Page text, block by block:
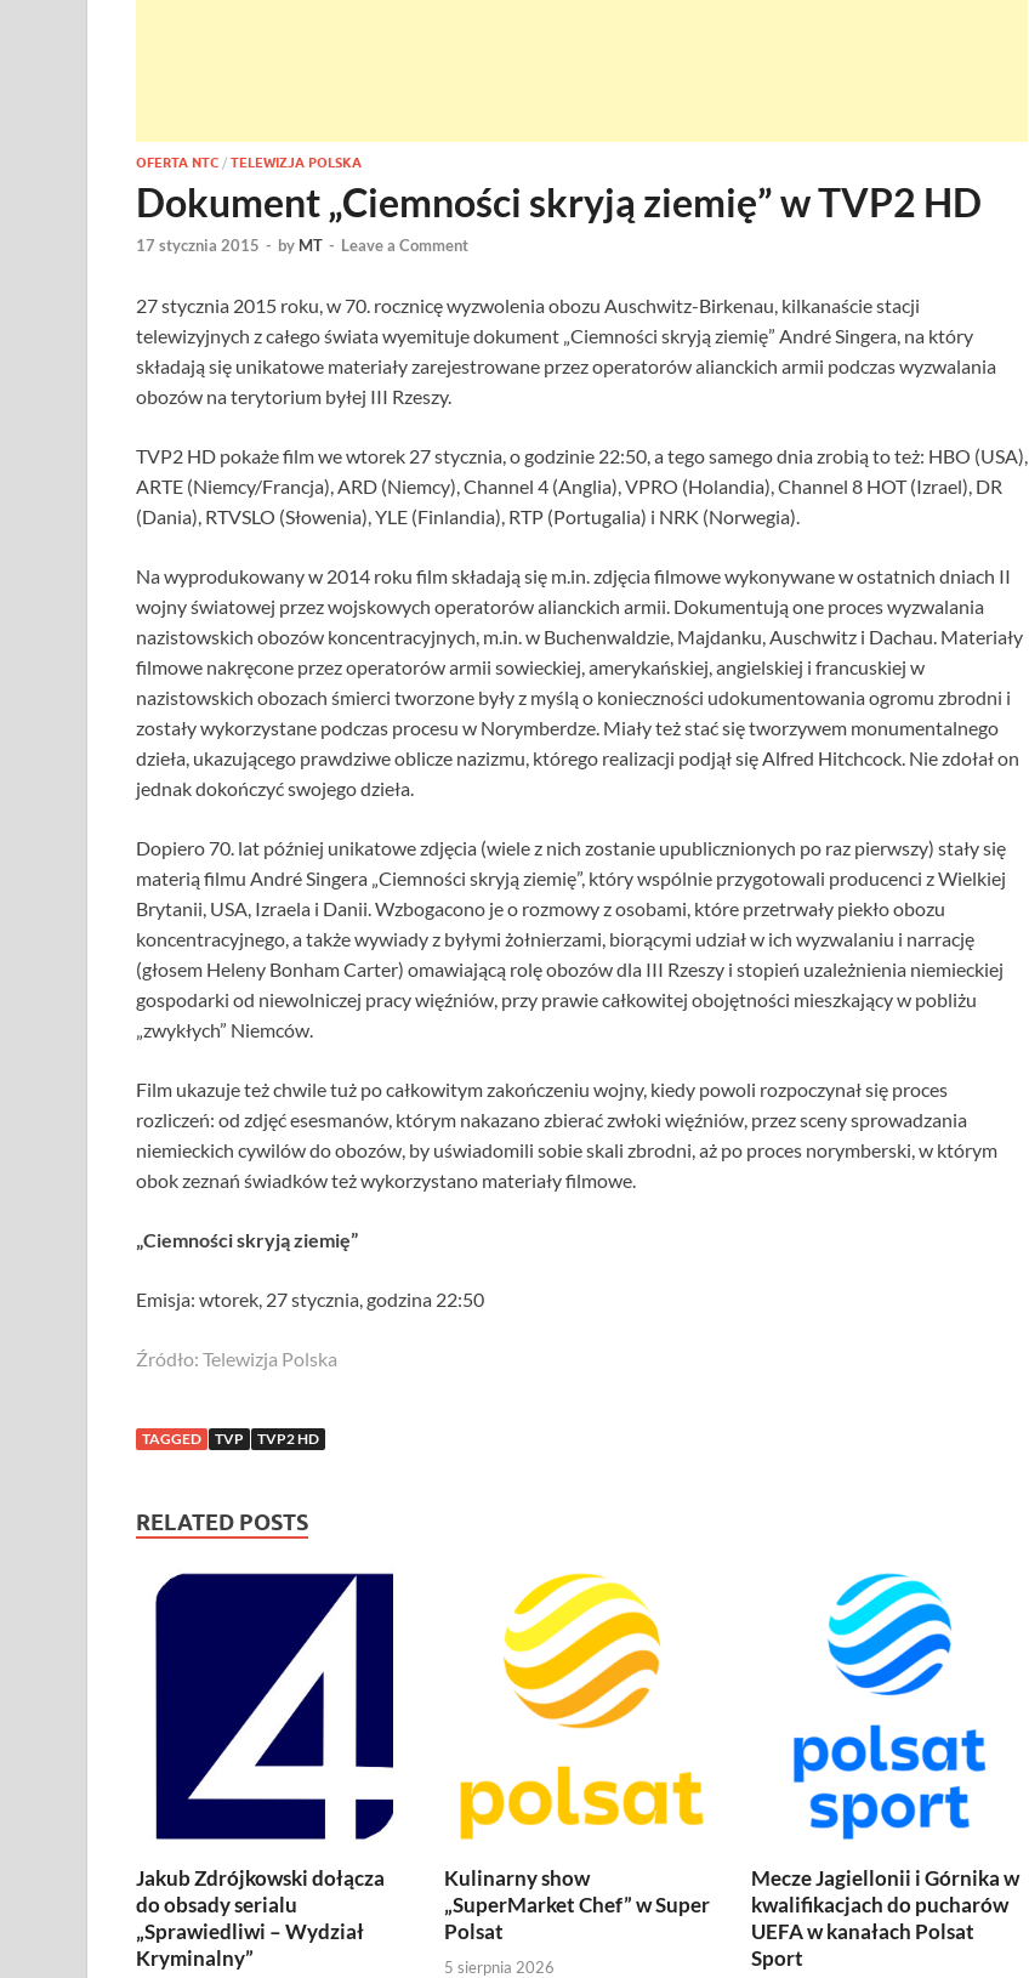
OFERTA NTC / TELEWIZJA POLSKA
Dokument „Ciemności skryją ziemię” w TVP2 HD
17 stycznia 2015 - by MT - Leave a Comment
27 stycznia 2015 roku, w 70. rocznicę wyzwolenia obozu Auschwitz-Birkenau, kilkanaście stacji
telewizyjnych z całego świata wyemituje dokument „Ciemności skryją ziemię” André Singera, na który
składają się unikatowe materiały zarejestrowane przez operatorów alianckich armii podczas wyzwalania
obozów na terytorium byłej III Rzeszy.
TVP2 HD pokaże film we wtorek 27 stycznia, o godzinie 22:50, a tego samego dnia zrobią to też: HBO (USA),
ARTE (Niemcy/Francja), ARD (Niemcy), Channel 4 (Anglia), VPRO (Holandia), Channel 8 HOT (Izrael), DR
(Dania), RTVSLO (Słowenia), YLE (Finlandia), RTP (Portugalia) i NRK (Norwegia).
Na wyprodukowany w 2014 roku film składają się m.in. zdjęcia filmowe wykonywane w ostatnich dniach II
wojny światowej przez wojskowych operatorów alianckich armii. Dokumentują one proces wyzwalania
nazistowskich obozów koncentracyjnych, m.in. w Buchenwaldzie, Majdanku, Auschwitz i Dachau. Materiały
filmowe nakręcone przez operatorów armii sowieckiej, amerykańskiej, angielskiej i francuskiej w
nazistowskich obozach śmierci tworzone były z myślą o konieczności udokumentowania ogromu zbrodni i
zostały wykorzystane podczas procesu w Norymberdze. Miały też stać się tworzywem monumentalnego
dzieła, ukazującego prawdziwe oblicze nazizmu, którego realizacji podjął się Alfred Hitchcock. Nie zdołał on
jednak dokończyć swojego dzieła.
Dopiero 70. lat później unikatowe zdjęcia (wiele z nich zostanie upublicznionych po raz pierwszy) stały się
materią filmu André Singera „Ciemności skryją ziemię”, który wspólnie przygotowali producenci z Wielkiej
Brytanii, USA, Izraela i Danii. Wzbogacono je o rozmowy z osobami, które przetrwały piekło obozu
koncentracyjnego, a także wywiady z byłymi żołnierzami, biorącymi udział w ich wyzwalaniu i narrację
(głosem Heleny Bonham Carter) omawiającą rolę obozów dla III Rzeszy i stopień uzależnienia niemieckiej
gospodarki od niewolniczej pracy więźniów, przy prawie całkowitej obojętności mieszkający w pobliżu
„zwykłych” Niemców.
Film ukazuje też chwile tuż po całkowitym zakończeniu wojny, kiedy powoli rozpoczynał się proces
rozliczeń: od zdjęć esesmanów, którym nakazano zbierać zwłoki więźniów, przez sceny sprowadzania
niemieckich cywilów do obozów, by uświadomili sobie skali zbrodni, aż po proces norymberski, w którym
obok zeznań świadków też wykorzystano materiały filmowe.
„Ciemności skryją ziemię”
Emisja: wtorek, 27 stycznia, godzina 22:50
Źródło: Telewizja Polska
TAGGED TVP TVP2 HD
RELATED POSTS
Jakub Zdrójkowski dołącza
do obsady serialu
„Sprawiedliwi – Wydział
Kryminalny”
Kulinarny show
„SuperMarket Chef” w Super
Polsat
5 sierpnia 2026
Mecze Jagiellonii i Górnika w
kwalifikacjach do pucharów
UEFA w kanałach Polsat
Sport